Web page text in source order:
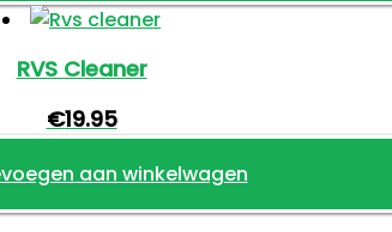
RVS Cleaner
€19.95
aan winkelwagen